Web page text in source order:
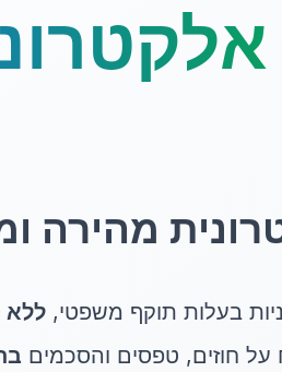
מהירה
בעלות תוקף משפטי, ללא
חוזים, טפסים והסכמים